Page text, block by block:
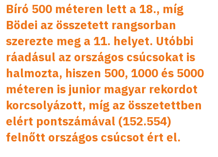
Bíró 500 méteren lett a 18., míg
Bödei az összetett rangsorban
szerezte meg a 11. helyet. Utóbbi
ráadásul az országos csúcsokat is
halmozta, hiszen 500, 1000 és 5000
méteren is junior magyar rekordot
korcsolyázott, míg az összetettben
elért pontszámával (152.554)
felnőtt országos csúcsot ért el.